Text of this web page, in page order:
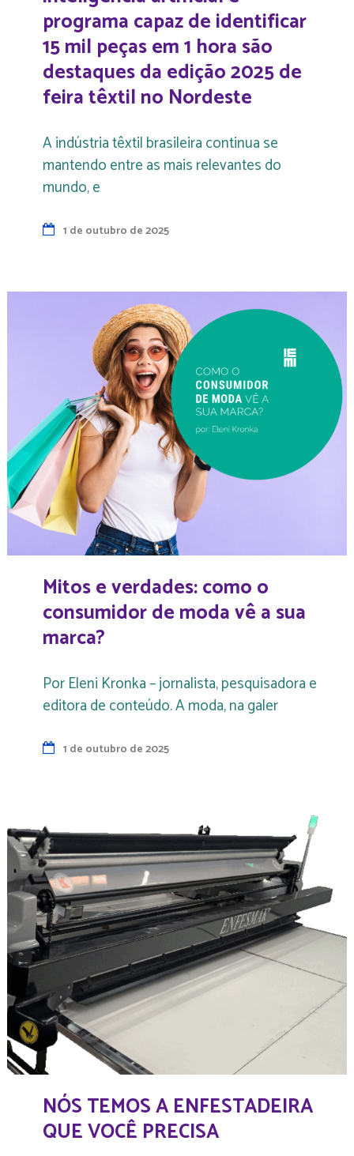
programa capaz de identificar
15 mil peças em 1 hora são
destaques da edição 2025 de
feira têxtil no Nordeste
A indústria têxtil brasileira continua se
mantendo entre as mais relevantes do
mundo, e
1 de outubro de 2025
Mitos e verdades: como o
consumidor de moda vê a sua
marca?
Por Eleni Kronka – jornalista, pesquisadora e
editora de conteúdo. A moda, na galer
1 de outubro de 2025
NÓS TEMOS A ENFESTADEIRA
QUE VOCÊ PRECISA